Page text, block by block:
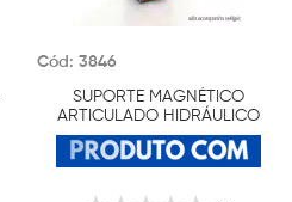
Cód: 3846
SUPORTE MAGNÉTICO
ARTICULADO HIDRÁULICO
270.241